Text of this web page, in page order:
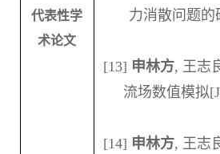
代表性学
术论文
力消散问题的
[13] 申林方, 王志
流场数值模拟
[14] 申林方, 王志